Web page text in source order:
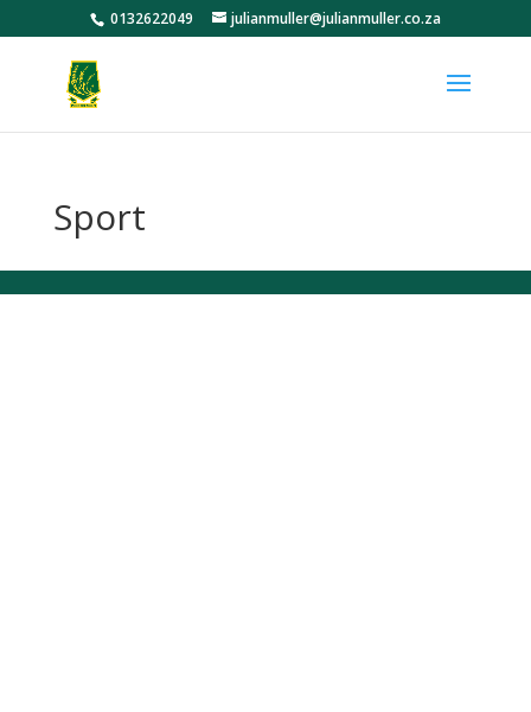
0132622049 julianmuller@julianmuller.co.za
Sport